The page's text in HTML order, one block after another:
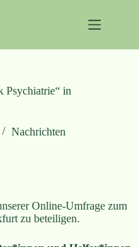
Psychiatrie“ in
Nachrichten
Online-Umfrage zum
zu beteiligen.